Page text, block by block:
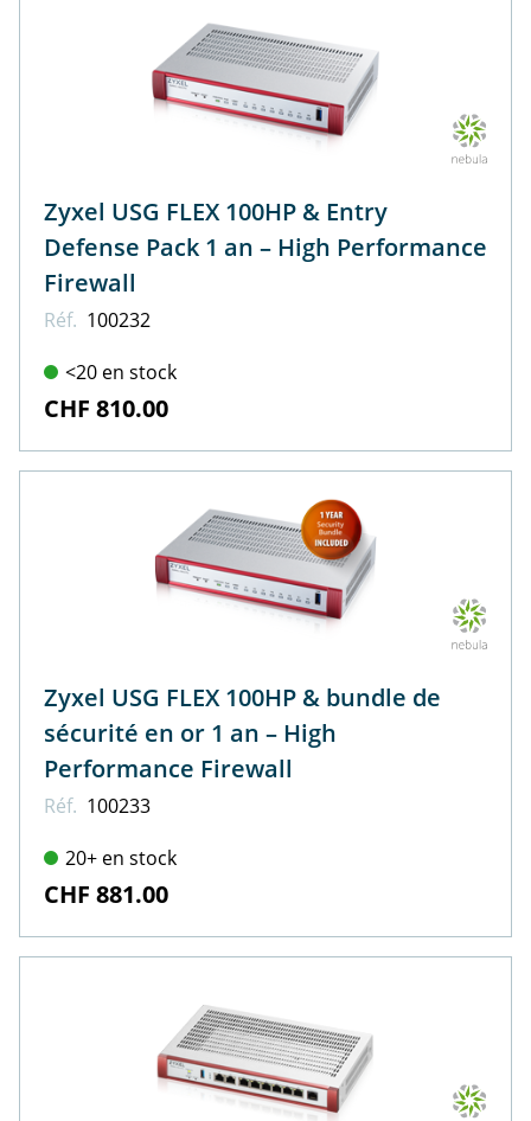
Zyxel USG FLEX 100HP & Entry
Defense Pack 1 an – High Performance
Firewall
Réf. 100232
<20 en stock
CHF 810.00
Zyxel USG FLEX 100HP & bundle de
sécurité en or 1 an – High
Performance Firewall
Réf. 100233
20+ en stock
CHF 881.00